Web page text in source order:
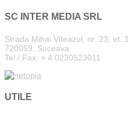
SC INTER MEDIA SRL
Strada Mihai Viteazul, nr. 23, et. 1
720059, Suceava
Tel / Fax: + 4 0230523011
UTILE